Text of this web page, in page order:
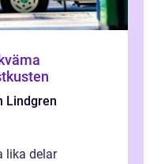
Lindgren
lika delar